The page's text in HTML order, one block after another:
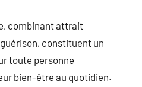
combinant attrait
constituent un
toute personne
bien-être au quotidien.